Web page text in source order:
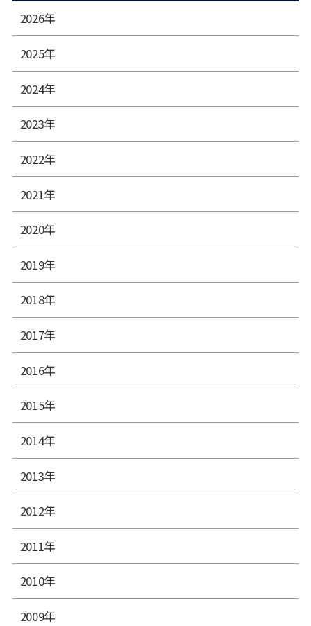
2026年
2025年
2024年
2023年
2022年
2021年
2020年
2019年
2018年
2017年
2016年
2015年
2014年
2013年
2012年
2011年
2010年
2009年